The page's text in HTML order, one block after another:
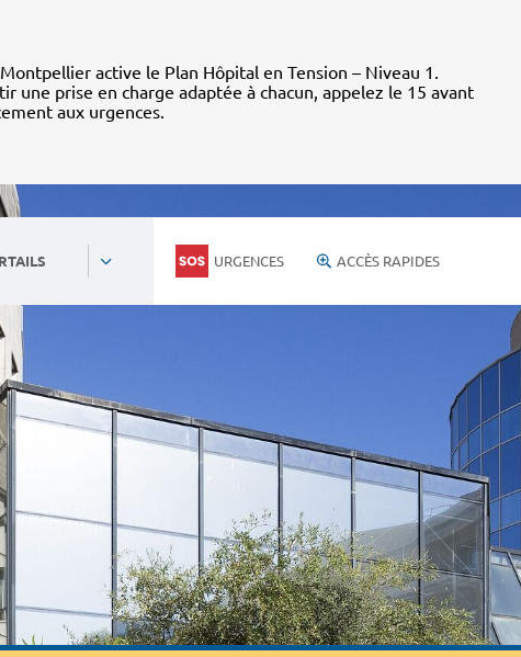
active le Plan Hôpital en Tension – Niveau 1.
une prise en charge adaptée à chacun, appelez le 15 avant
aux urgences.
URGENCES ACCÈS RAPIDES